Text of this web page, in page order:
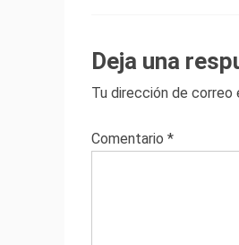
Deja una
Tu dirección de correo
Comentario *